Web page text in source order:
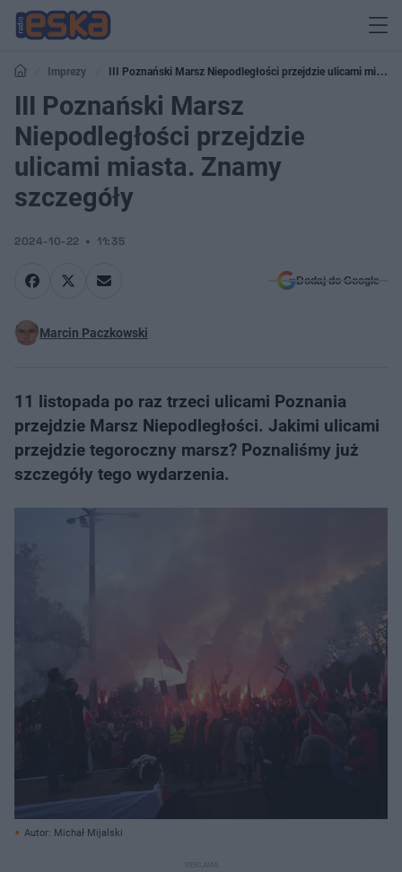
Imprezy
III Poznański Marsz Niepodległości przejdzie ulicami miasta.
Znamy szczegóły
III Poznański Marsz
Niepodległości przejdzie
ulicami miasta. Znamy
szczegóły
2024-10-22 11:35
Dodaj do Google
Marcin Paczkowski
11 listopada po raz trzeci ulicami Poznania
przejdzie Marsz Niepodległości. Jakimi ulicami
przejdzie tegoroczny marsz? Poznaliśmy już
szczegóły tego wydarzenia.
Autor: Michał Mijalski